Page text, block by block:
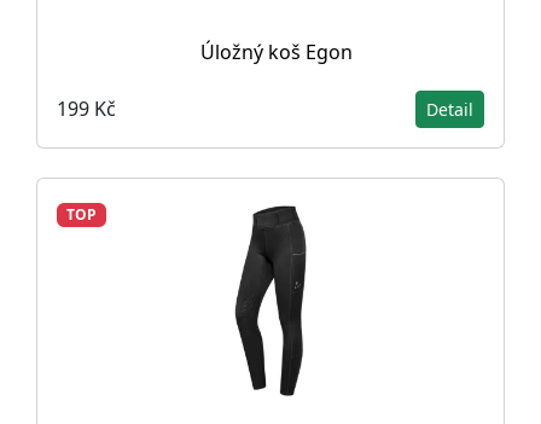
Úložný koš Egon
199 Kč Detail
TOP